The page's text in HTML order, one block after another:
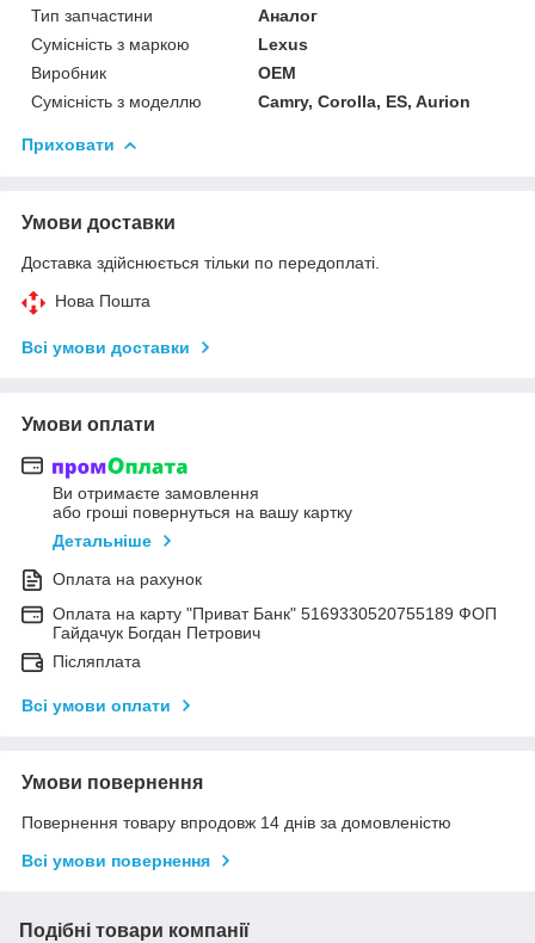
Тип запчастини
Аналог
Сумісність з маркою
Lexus
Виробник
OEM
Сумісність з моделлю
Camry, Corolla, ES, Aurion
Приховати
Умови доставки
Доставка здійснюється тільки по передоплаті.
Нова Пошта
Всі умови доставки
Умови оплати
Ви отримаєте замовлення
або гроші повернуться на вашу картку
Детальніше
Оплата на рахунок
Оплата на карту "Приват Банк" 5169330520755189 ФОП
Гайдачук Богдан Петрович
Післяплата
Всі умови оплати
Умови повернення
Повернення товару впродовж 14 днів за домовленістю
Всі умови повернення
Подібні товари компанії